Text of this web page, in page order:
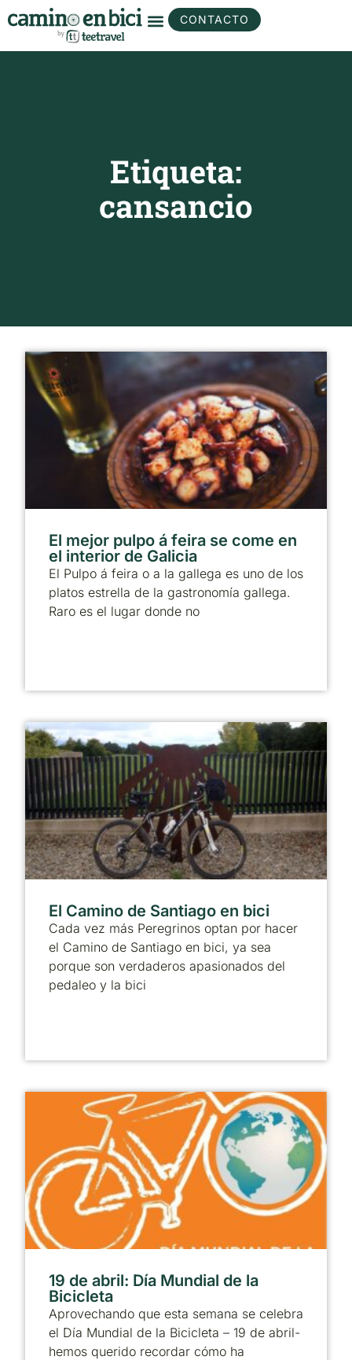
CONTACTO
Etiqueta:
cansancio
El mejor pulpo á feira se come en
el interior de Galicia
El Pulpo á feira o a la gallega es uno de los
platos estrella de la gastronomía gallega.
Raro es el lugar donde no
El Camino de Santiago en bici
Cada vez más Peregrinos optan por hacer
el Camino de Santiago en bici, ya sea
porque son verdaderos apasionados del
pedaleo y la bici
19 de abril: Día Mundial de la
Bicicleta
Aprovechando que esta semana se celebra
el Día Mundial de la Bicicleta – 19 de abril-
hemos querido recordar cómo ha